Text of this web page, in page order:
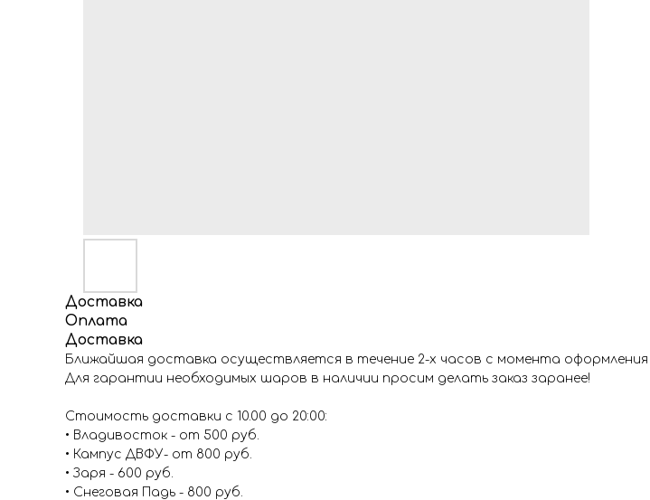
Доставка
Оплата
Доставка
Ближайшая доставка осуществляется в течение 2-х часов с момента оформления
Для гарантии необходимых шаров в наличии просим делать заказ заранее!
Стоимость доставки с 10.00 до 20:00:
• Владивосток - от 500 руб.
• Кампус ДВФУ- от 800 руб.
• Заря - 600 руб.
• Снеговая Падь - 800 руб.